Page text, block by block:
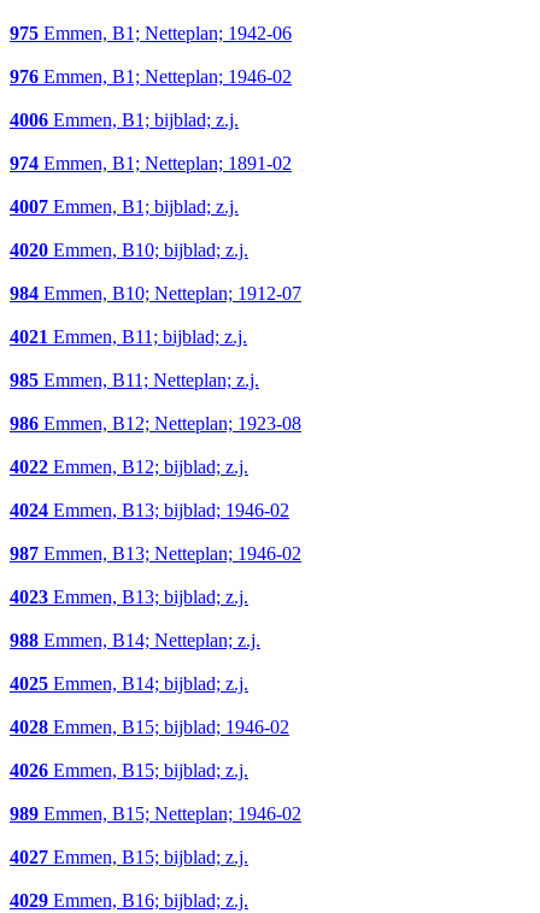
975 Emmen, B1; Netteplan; 1942-06
976 Emmen, B1; Netteplan; 1946-02
4006 Emmen, B1; bijblad; z.j.
974 Emmen, B1; Netteplan; 1891-02
4007 Emmen, B1; bijblad; z.j.
4020 Emmen, B10; bijblad; z.j.
984 Emmen, B10; Netteplan; 1912-07
4021 Emmen, B11; bijblad; z.j.
985 Emmen, B11; Netteplan; z.j.
986 Emmen, B12; Netteplan; 1923-08
4022 Emmen, B12; bijblad; z.j.
4024 Emmen, B13; bijblad; 1946-02
987 Emmen, B13; Netteplan; 1946-02
4023 Emmen, B13; bijblad; z.j.
988 Emmen, B14; Netteplan; z.j.
4025 Emmen, B14; bijblad; z.j.
4028 Emmen, B15; bijblad; 1946-02
4026 Emmen, B15; bijblad; z.j.
989 Emmen, B15; Netteplan; 1946-02
4027 Emmen, B15; bijblad; z.j.
4029 Emmen, B16; bijblad; z.j.